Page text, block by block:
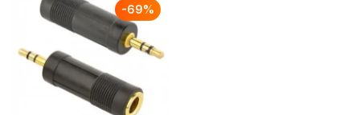
-69%